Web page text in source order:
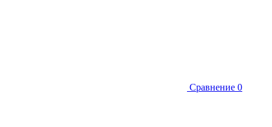
Сравнение 0